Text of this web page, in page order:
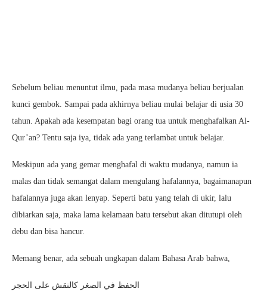
Sebelum beliau menuntut ilmu, pada masa mudanya beliau berjualan
kunci gembok. Sampai pada akhirnya beliau mulai belajar di usia 30
tahun. Apakah ada kesempatan bagi orang tua untuk menghafalkan Al-
Qur’an? Tentu saja iya, tidak ada yang terlambat untuk belajar.
Meskipun ada yang gemar menghafal di waktu mudanya, namun ia
malas dan tidak semangat dalam mengulang hafalannya, bagaimanapun
hafalannya juga akan lenyap. Seperti batu yang telah di ukir, lalu
dibiarkan saja, maka lama kelamaan batu tersebut akan ditutupi oleh
debu dan bisa hancur.
Memang benar, ada sebuah ungkapan dalam Bahasa Arab bahwa,
الحفظ في الصغر كالنقش على الحجر